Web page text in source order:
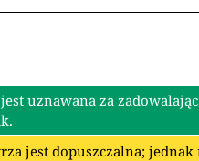
uznawana za
jest dopuszczalna;